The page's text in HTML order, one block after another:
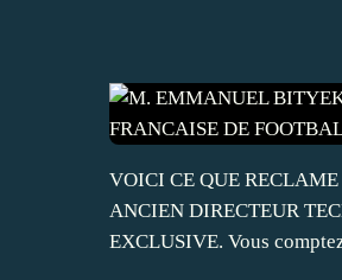
VOICI CE QUE
ANCIEN DIRECTEUR
EXCLUSIVE. Vous